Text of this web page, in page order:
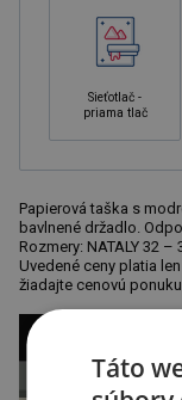
Sieťotlač -
priama tlač
Papierová taška s
bavlnené držadlo.
Rozmery: NATALY 32
Uvedené ceny platia
žiadajte cenovú
Táto